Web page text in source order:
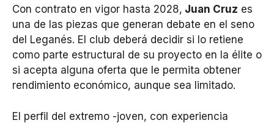
Con contrato en vigor hasta 2028, Juan Cruz es
una de las piezas que generan debate en el seno
del Leganés. El club deberá decidir si lo retiene
como parte estructural de su proyecto en la élite o
si acepta alguna oferta que le permita obtener
rendimiento económico, aunque sea limitado.
El perfil del extremo -joven, con experiencia